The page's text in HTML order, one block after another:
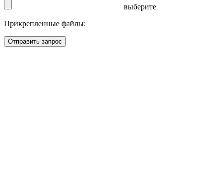
выберите
Прикрепленные файлы:
Отправить запрос